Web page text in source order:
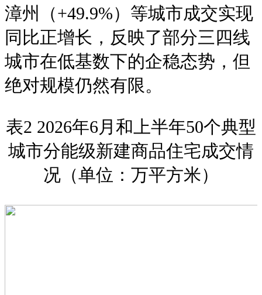
漳州（+49.9%）等城市成交实现
同比正增长，反映了部分三四线
城市在低基数下的企稳态势，但
绝对规模仍然有限。
表2 2026年6月和上半年50个典型
城市分能级新建商品住宅成交情
况（单位：万平方米）